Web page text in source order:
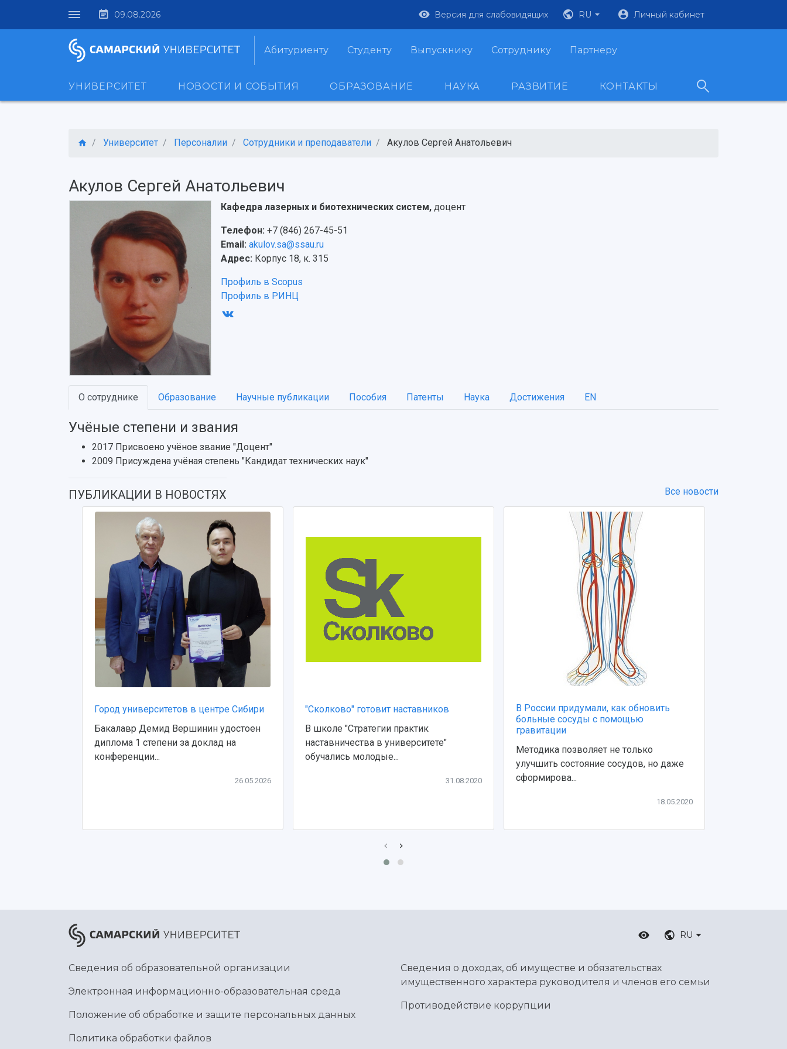
09.08.2026 Версия для слабовидящих RU Личный кабинет
Абитуриенту Студенту Выпускнику Сотруднику Партнеру
УНИВЕРСИТЕТ НОВОСТИ И СОБЫТИЯ ОБРАЗОВАНИЕ НАУКА РАЗВИТИЕ КОНТАКТЫ
Университет Персоналии Сотрудники и преподаватели Акулов Сергей Анатольевич
Акулов Сергей Анатольевич
Кафедра лазерных и биотехнических систем, доцент
Телефон: +7 (846) 267-45-51
Email: akulov.sa@ssau.ru
Адрес: Корпус 18, к. 315
Профиль в Scopus
Профиль в РИНЦ
О сотруднике Образование Научные публикации Пособия Патенты Наука Достижения EN
Учёные степени и звания
2017 Присвоено учёное звание "Доцент"
2009 Присуждена учёная степень "Кандидат технических наук"
ПУБЛИКАЦИИ В НОВОСТЯХ Все новости
Город университетов в центре Сибири
Бакалавр Демид Вершинин удостоен
диплома 1 степени за доклад на
конференции...
26.05.2026
"Сколково" готовит наставников
В школе "Стратегии практик
наставничества в университете"
обучались молодые...
31.08.2020
В России придумали, как обновить
больные сосуды с помощью
гравитации
Методика позволяет не только
улучшить состояние сосудов, но даже
сформирова...
18.05.2020
RU
Сведения об образовательной организации
Электронная информационно-образовательная среда
Положение об обработке и защите персональных данных
Политика обработки файлов
Сведения о доходах, об имуществе и обязательствах
имущественного характера руководителя и членов его семьи
Противодействие коррупции